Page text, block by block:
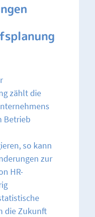
zählt die
Betrieb
so kann
zur
HR-
die Zukunft